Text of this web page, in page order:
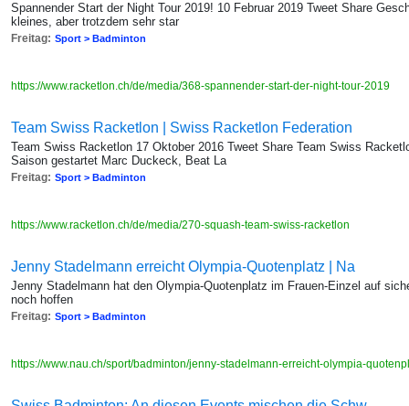
Spannender Start der Night Tour 2019! 10 Februar 2019 Tweet Share
kleines, aber trotzdem sehr star
Freitag: Sport > Badminton
https://www.racketlon.ch/de/media/368-spannender-start-der-night-tour-2019
Team Swiss Racketlon | Swiss Racketlon Federation
Team Swiss Racketlon 17 Oktober 2016 Tweet Share Team Swiss
Saison gestartet Marc Duckeck, Beat La
Freitag: Sport > Badminton
https://www.racketlon.ch/de/media/270-squash-team-swiss-racketlon
Jenny Stadelmann erreicht Olympia-Quotenplatz | Na
Jenny Stadelmann hat den Olympia-Quotenplatz im Frauen-Einzel auf
noch hoffen
Freitag: Sport > Badminton
https://www.nau.ch/sport/badminton/jenny-stadelmann-erreicht-olympia-